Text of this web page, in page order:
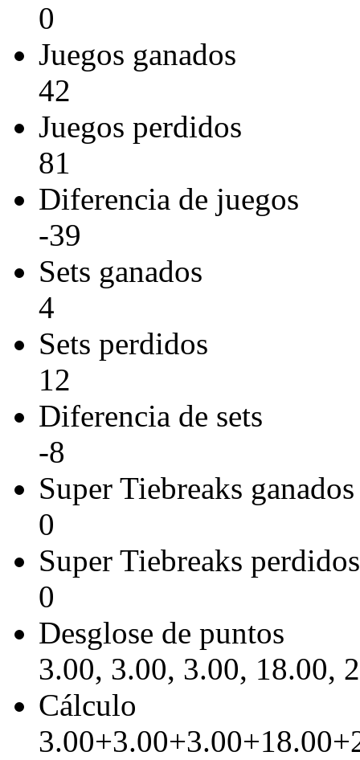
0
Juegos ganados
42
Juegos perdidos
81
Diferencia de juegos
-39
Sets ganados
4
Sets perdidos
12
Diferencia de sets
-8
Super Tiebreaks ganados
0
Super Tiebreaks perdidos
0
Desglose de puntos
3.00, 3.00, 3.00, 18.00,
Cálculo